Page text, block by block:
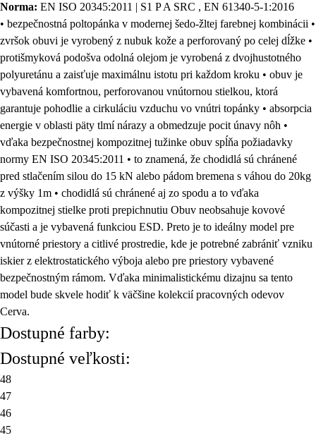
Norma: EN ISO 20345:2011 | S1 P A SRC , EN 61340-5-1:2016
• bezpečnostná poltopánka v modernej šedo-žltej farebnej kombinácii •
zvršok obuvi je vyrobený z nubuk kože a perforovaný po celej dĺžke •
protišmyková podošva odolná olejom je vyrobená z dvojhustotného
polyuretánu a zaisťuje maximálnu istotu pri každom kroku • obuv je
vybavená komfortnou, perforovanou vnútornou stielkou, ktorá
garantuje pohodlie a cirkuláciu vzduchu vo vnútri topánky • absorpcia
energie v oblasti päty tlmí nárazy a obmedzuje pocit únavy nôh •
vďaka bezpečnostnej kompozitnej tužinke obuv spĺňa požiadavky
normy EN ISO 20345:2011 • to znamená, že chodidlá sú chránené
pred stlačením silou do 15 kN alebo pádom bremena s váhou do 20kg
z výšky 1m • chodidlá sú chránené aj zo spodu a to vďaka
kompozitnej stielke proti prepichnutiu Obuv neobsahuje kovové
súčasti a je vybavená funkciou ESD. Preto je to ideálny model pre
vnútorné priestory a citlivé prostredie, kde je potrebné zabrániť vzniku
iskier z elektrostatického výboja alebo pre priestory vybavené
bezpečnostným rámom. Vďaka minimalistickému dizajnu sa tento
model bude skvele hodiť k väčšine kolekcií pracovných odevov
Cerva.
Dostupné farby:
Dostupné veľkosti:
48
47
46
45